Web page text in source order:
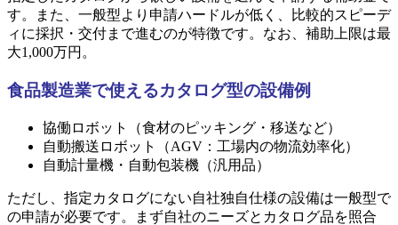
す。また、一般型より申請ハードルが低く、比較的スピーデ
ィに採択・交付まで進むのが特徴です。なお、補助上限は最
大1,000万円。
食品製造業で使えるカタログ型の設備例
協働ロボット（食材のピッキング・移送など）
自動搬送ロボット（AGV：工場内の物流効率化）
自動計量機・自動包装機（汎用品）
ただし、指定カタログにない自社独自仕様の設備は一般型で
の申請が必要です。まず自社のニーズとカタログ品を照合